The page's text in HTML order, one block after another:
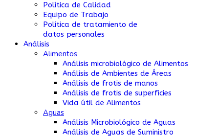
Política de Calidad
Equipo de Trabajo
Política de tratamiento de
datos personales
Análisis
Alimentos
Análisis microbiológico de Alimentos
Análisis de Ambientes de Áreas
Análisis de frotis de manos
Análisis de frotis de superficies
Vida útil de Alimentos
Aguas
Análisis Microbiológico de Aguas
Análisis de Aguas de Suministro